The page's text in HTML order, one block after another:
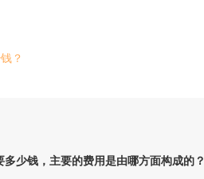
？
少钱，主要的费用是由哪方面构成的？